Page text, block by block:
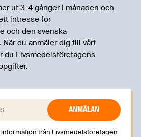
ut 3-4 gånger i månaden och
intresse för
och den svenska
du anmäler dig till vårt
du Livsmedelsföretagens
information från Livsmedelsföretagen